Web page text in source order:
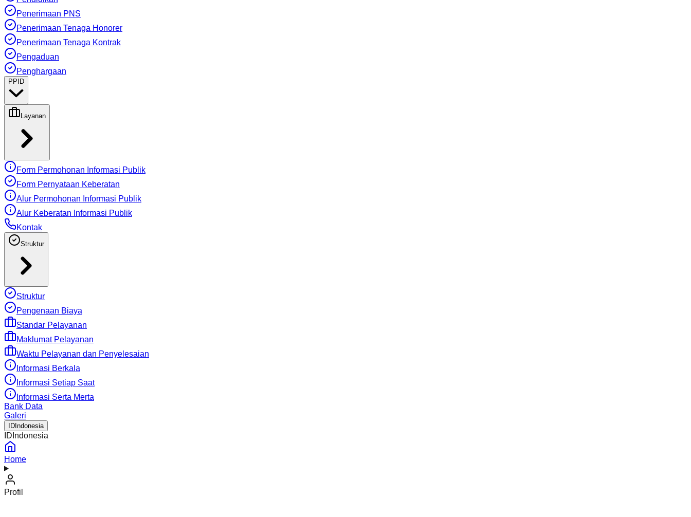
Penerimaan PNS
Penerimaan Tenaga Honorer
Penerimaan Tenaga Kontrak
Pengaduan
Penghargaan
PPID
Layanan
Form Permohonan Informasi Publik
Form Pernyataan Keberatan
Alur Permohonan Informasi Publik
Alur Keberatan Informasi Publik
Kontak
Struktur
Struktur
Pengenaan Biaya
Standar Pelayanan
Maklumat Pelayanan
Waktu Pelayanan dan Penyelesaian
Informasi Berkala
Informasi Setiap Saat
Informasi Serta Merta
Bank Data
Galeri
ID Indonesia
ID Indonesia
Home
Profil